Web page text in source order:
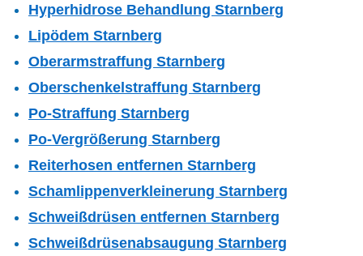
Hyperhidrose Behandlung Starnberg
Lipödem Starnberg
Oberarmstraffung Starnberg
Oberschenkelstraffung Starnberg
Po-Straffung Starnberg
Po-Vergrößerung Starnberg
Reiterhosen entfernen Starnberg
Schamlippenverkleinerung Starnberg
Schweißdrüsen entfernen Starnberg
Schweißdrüsenabsaugung Starnberg